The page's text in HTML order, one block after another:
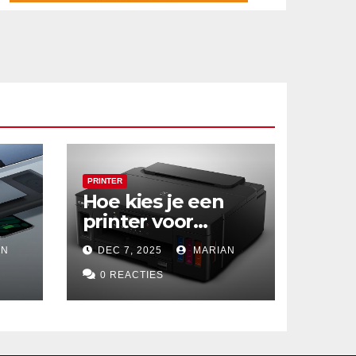
PRINTER
Hoe kies je een
printer voor
thuisgebruik?
Deze drie
draadloze
modellen zijn écht
DEC 7, 2025 MARIAN
0 REACTIES